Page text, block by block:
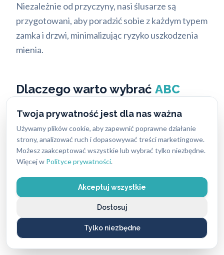
Twoja prywatność jest dla nas ważna
Używamy plików cookie, aby zapewnić poprawne działanie
strony, analizować ruch i dopasowywać treści marketingowe.
Możesz zaakceptować wszystkie lub wybrać tylko niezbędne.
Więcej w Polityce prywatności.
Akceptuj wszystkie
Tylko niezbędne
Dostosuj
Niezależnie od przyczyny, nasi ślusarze są
przygotowani, aby poradzić sobie z każdym typem
zamka i drzwi, minimalizując ryzyko uszkodzenia
mienia.
Dlaczego warto wybrać ABC
otwierania mieszkań Gdynia?
Jako największe pogotowie zamkowe w Polsce z
oddziałami w wielu miastach, w tym w Gdyni,
gwarantujemy niezawodność i profesjonalizm.
Oto co nas wyróżnia:
1.
Nasza firma powstała
ponad 30 lat temu. Przez ten czas zdobyliśmy